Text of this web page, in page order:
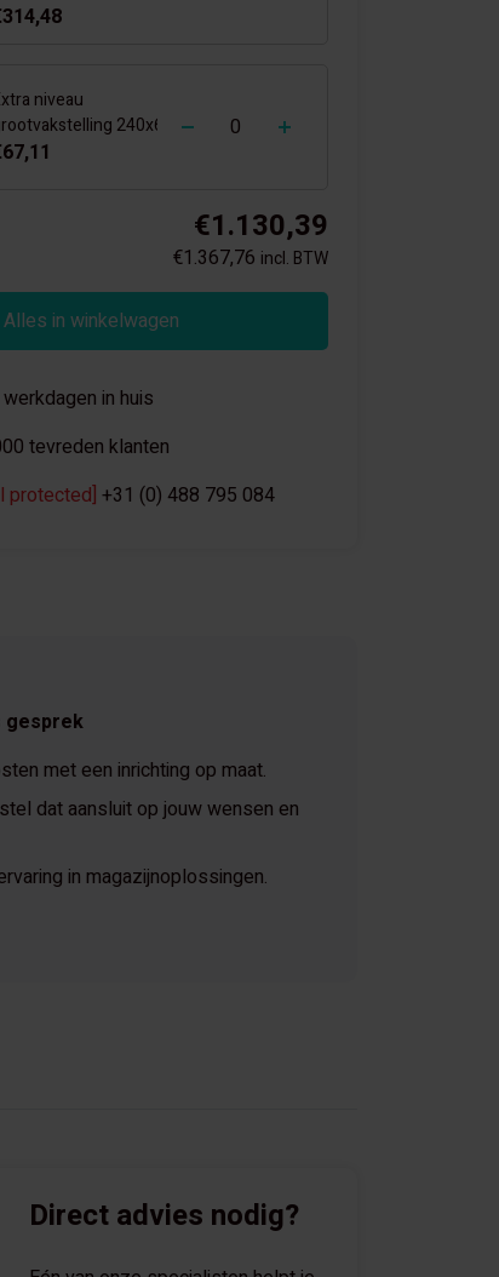
niveau
240x60
- +
€1.130,39
€1.367,76 incl. BTW
Alles in winkelwagen
in huis
tevreden klanten
protected] +31 (0) 488 795 084
gesprek
met een inrichting op maat.
dat aansluit op jouw wensen en
in magazijnoplossingen.
Direct advies nodig?